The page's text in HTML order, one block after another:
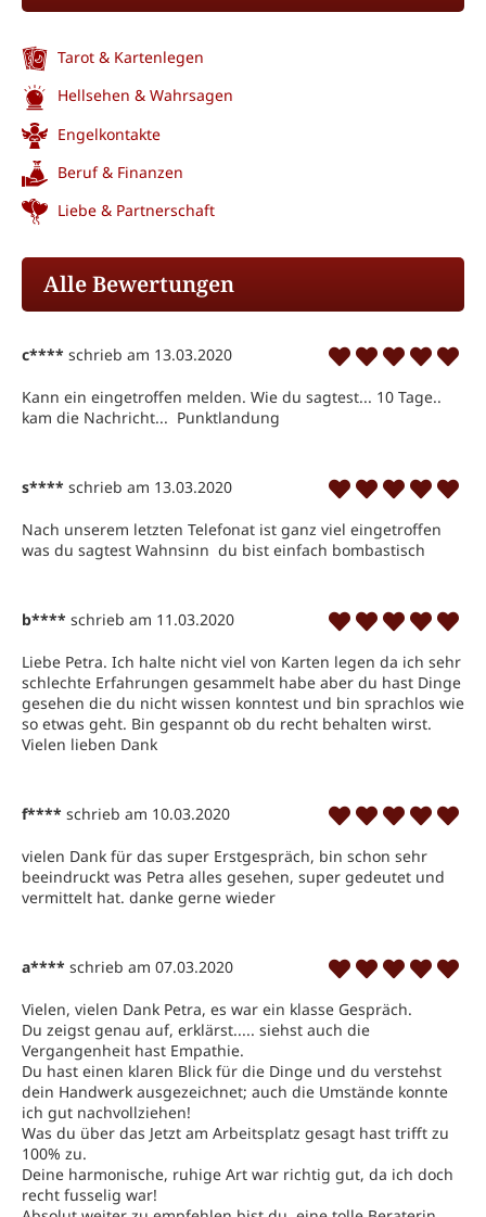
Tarot & Kartenlegen
Hellsehen & Wahrsagen
Engelkontakte
Beruf & Finanzen
Liebe & Partnerschaft
Alle Bewertungen
c**** schrieb am 13.03.2020
Kann ein eingetroffen melden. Wie du sagtest... 10 Tage..
kam die Nachricht...  Punktlandung
s**** schrieb am 13.03.2020
Nach unserem letzten Telefonat ist ganz viel eingetroffen
was du sagtest Wahnsinn  du bist einfach bombastisch
b**** schrieb am 11.03.2020
Liebe Petra. Ich halte nicht viel von Karten legen da ich sehr
schlechte Erfahrungen gesammelt habe aber du hast Dinge
gesehen die du nicht wissen konntest und bin sprachlos wie
so etwas geht. Bin gespannt ob du recht behalten wirst.
Vielen lieben Dank
f**** schrieb am 10.03.2020
vielen Dank für das super Erstgespräch, bin schon sehr
beeindruckt was Petra alles gesehen, super gedeutet und
vermittelt hat. danke gerne wieder
a**** schrieb am 07.03.2020
Vielen, vielen Dank Petra, es war ein klasse Gespräch.
Du zeigst genau auf, erklärst..... siehst auch die
Vergangenheit hast Empathie.
Du hast einen klaren Blick für die Dinge und du verstehst
dein Handwerk ausgezeichnet; auch die Umstände konnte
ich gut nachvollziehen!
Was du über das Jetzt am Arbeitsplatz gesagt hast trifft zu
100% zu.
Deine harmonische, ruhige Art war richtig gut, da ich doch
recht fusselig war!